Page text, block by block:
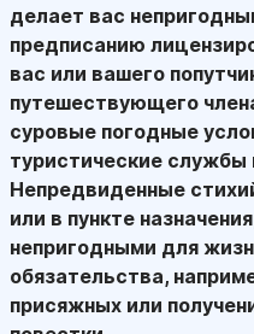
делает вас
предписанию
вас или вашего
путешествующего
суровые погодные
туристические службы
Непредвиденные
или в пункте
непригодными для
обязательства,
присяжных или